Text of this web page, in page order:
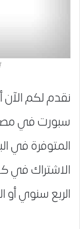
نقدم لكم
سبورت في
المتوفرة في
الاشتراك في
الربع سنوي